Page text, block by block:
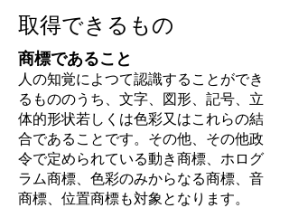
取得できるもの
商標であること
人の知覚によつて認識することができ
るもののうち、文字、図形、記号、立
体的形状若しくは色彩又はこれらの結
合であることです。その他、その他政
令で定められている動き商標、ホログ
ラム商標、色彩のみからなる商標、音
商標、位置商標も対象となります。